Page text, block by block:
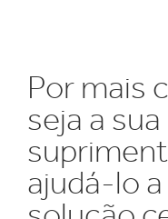
Por mais
seja a
ajudá-lo